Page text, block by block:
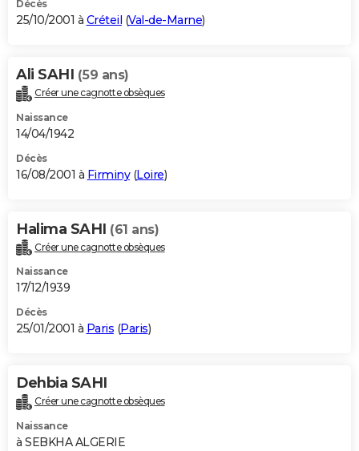
Décès
25/10/2001 à Créteil (Val-de-Marne)
Ali SAHI (59 ans)
Créer une cagnotte obsèques
Naissance
14/04/1942
Décès
16/08/2001 à Firminy(Loire)
Halima SAHI (61 ans)
Créer une cagnotte obsèques
Naissance
17/12/1939
Décès
25/01/2001 à Paris (Paris)
Dehbia SAHI
Créer une cagnotte obsèques
Naissance
à SEBKHA ALGERIE